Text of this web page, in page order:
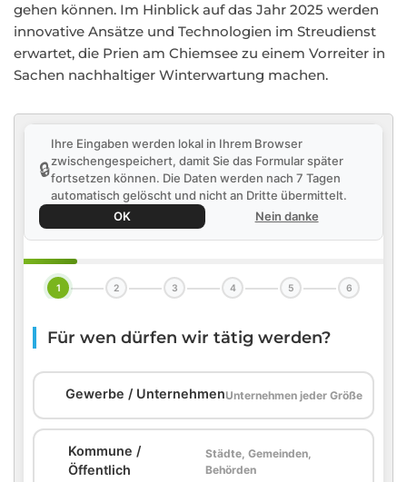
gehen können. Im Hinblick auf das Jahr 2025 werden
innovative Ansätze und Technologien im Streudienst
erwartet, die Prien am Chiemsee zu einem Vorreiter in
Sachen nachhaltiger Winterwartung machen.
🔒
Ihre Eingaben werden lokal in Ihrem Browser
zwischengespeichert, damit Sie das Formular später
fortsetzen können. Die Daten werden nach 7 Tagen
automatisch gelöscht und nicht an Dritte übermittelt.
OK
Nein danke
1 2 3 4 5 6
Für wen dürfen wir tätig werden?
Gewerbe / UnternehmenUnternehmen jeder Größe
Kommune /
Öffentlich
Städte, Gemeinden,
Behörden